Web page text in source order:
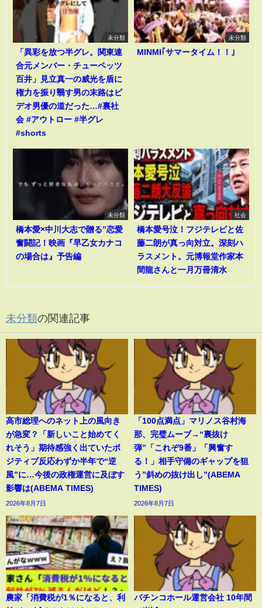
未分類
「異彩を放つ半グレ。関東連
合元メンバー・チューペッツ
百井」見立真一の威光を盾に
権力を振り翳す男の末路はビ
デオ男優の道だった…#裏社
会 #アウトロー #半グレ
#shorts
未分類
MINMI｢サマータイム！！｣
未分類
橋本愛×中川大志で贈る”恋愛
奮闘記！映画『早乙女カナコ
の場合は』予告編
社会
橋本愛号泣！フジテレビと佐
藤二朗が真っ向対立。深刻ハ
ラスメント。元博報堂作家本
間龍さんと一月万冊清水
未分類の関連記事
高市総理へのネット上の風向き
が急変？「新しいこと始めてく
れそう」期待感強く出ていたポ
ジティブ反応わずか半年で“逆
風”に…今後の政権運営に及ぼす
影響は(ABEMA TIMES)
2026年8月7日
「100点満点」マリノス谷村海
那、完璧ムーブ→“裏抜け
弾”「これぞ9番」「興奮す
る！」相手守備のギャップを狙
う”斜めの抜け出し”(ABEMA
TIMES)
2026年8月7日
農家「消費税が1％になると、利
パチンコホール運営会社 10年間